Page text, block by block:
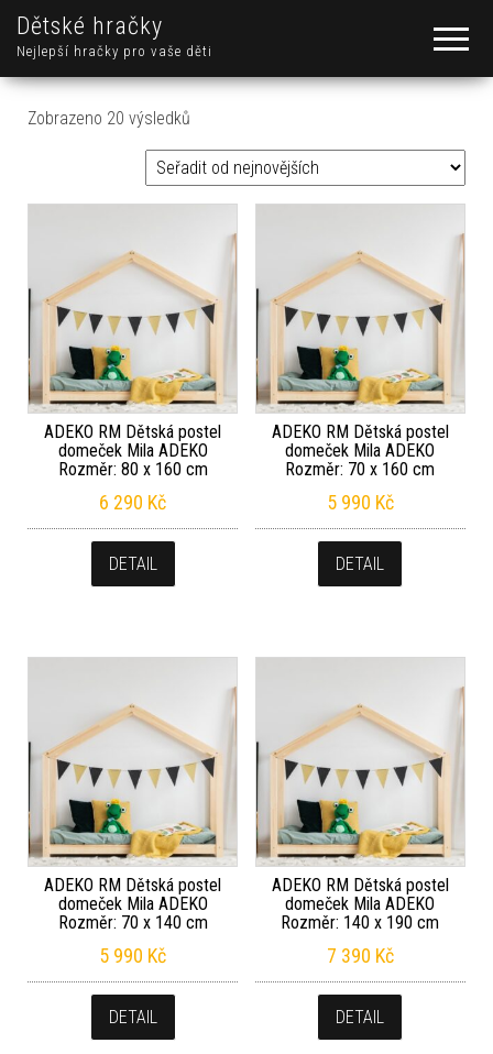
Dětské hračky
Nejlepší hračky pro vaše děti
Zobrazeno 20 výsledků
ADEKO RM Dětská postel
domeček Mila ADEKO
Rozměr: 80 x 160 cm
6 290 Kč
DETAIL
ADEKO RM Dětská postel
domeček Mila ADEKO
Rozměr: 70 x 160 cm
5 990 Kč
DETAIL
ADEKO RM Dětská postel
domeček Mila ADEKO
Rozměr: 70 x 140 cm
5 990 Kč
DETAIL
ADEKO RM Dětská postel
domeček Mila ADEKO
Rozměr: 140 x 190 cm
7 390 Kč
DETAIL